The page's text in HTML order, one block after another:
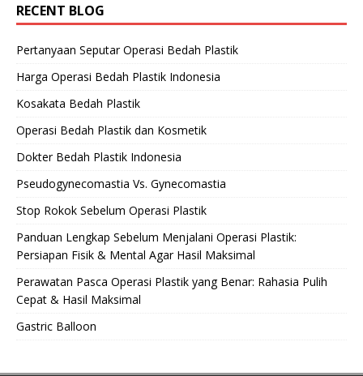
RECENT BLOG
Pertanyaan Seputar Operasi Bedah Plastik
Harga Operasi Bedah Plastik Indonesia
Kosakata Bedah Plastik
Operasi Bedah Plastik dan Kosmetik
Dokter Bedah Plastik Indonesia
Pseudogynecomastia Vs. Gynecomastia
Stop Rokok Sebelum Operasi Plastik
Panduan Lengkap Sebelum Menjalani Operasi Plastik:
Persiapan Fisik & Mental Agar Hasil Maksimal
Perawatan Pasca Operasi Plastik yang Benar: Rahasia Pulih
Cepat & Hasil Maksimal
Gastric Balloon